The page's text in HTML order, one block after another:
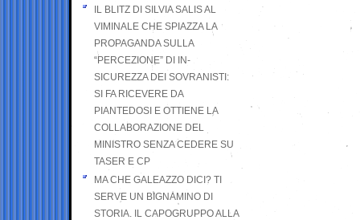
IL BLITZ DI SILVIA SALIS AL
VIMINALE CHE SPIAZZA LA
PROPAGANDA SULLA
“PERCEZIONE” DI IN-
SICUREZZA DEI SOVRANISTI:
SI FA RICEVERE DA
PIANTEDOSI E OTTIENE LA
COLLABORAZIONE DEL
MINISTRO SENZA CEDERE SU
TASER E CP
MA CHE GALEAZZO DICI? TI
SERVE UN BIGNAMINO DI
STORIA. IL CAPOGRUPPO ALLA